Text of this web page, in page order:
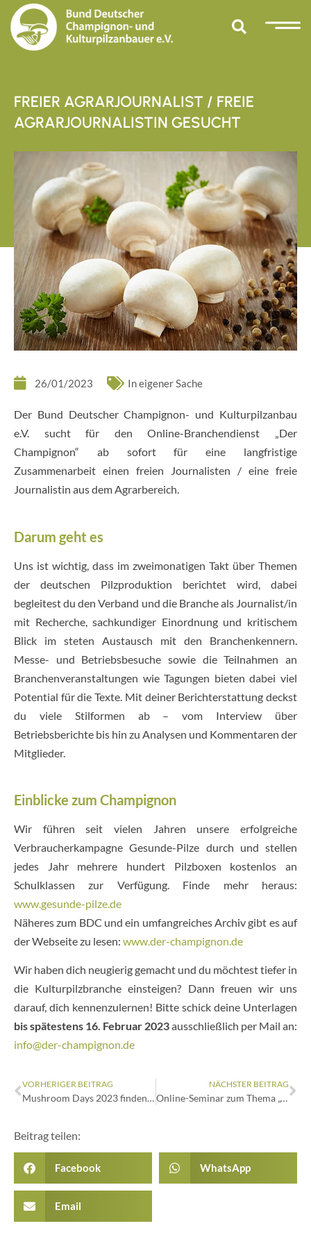
FREIER AGRARJOURNALIST / FREIE
AGRARJOURNALISTIN GESUCHT
26/01/2023 In eigener Sache
Der Bund Deutscher Champignon- und Kulturpilzanbau
e.V. sucht für den Online-Branchendienst „Der
Champignon“ ab sofort für eine langfristige
Zusammenarbeit einen freien Journalisten / eine freie
Journalistin aus dem Agrarbereich.
Darum geht es
Uns ist wichtig, dass im zweimonatigen Takt über Themen
der deutschen Pilzproduktion berichtet wird, dabei
begleitest du den Verband und die Branche als Journalist/in
mit Recherche, sachkundiger Einordnung und kritischem
Blick im steten Austausch mit den Branchenkennern.
Messe- und Betriebsbesuche sowie die Teilnahmen an
Branchenveranstaltungen wie Tagungen bieten dabei viel
Potential für die Texte. Mit deiner Berichterstattung deckst
du viele Stilformen ab – vom Interview über
Betriebsberichte bis hin zu Analysen und Kommentaren der
Mitglieder.
Einblicke zum Champignon
Wir führen seit vielen Jahren unsere erfolgreiche
Verbraucherkampagne Gesunde-Pilze durch und stellen
jedes Jahr mehrere hundert Pilzboxen kostenlos an
Schulklassen zur Verfügung. Finde mehr heraus:
www.gesunde-pilze.de
Näheres zum BDC und ein umfangreiches Archiv gibt es auf
der Webseite zu lesen: www.der-champignon.de
Wir haben dich neugierig gemacht und du möchtest tiefer in
die Kulturpilzbranche einsteigen? Dann freuen wir uns
darauf, dich kennenzulernen! Bitte schick deine Unterlagen
bis spätestens 16. Februar 2023ausschließlich per Mail an:
info@der-champignon.de
VORHERIGER BEITRAG
Mushroom Days 2023 finden statt
NÄCHSTER BEITRAG
Online-Seminar zum Thema „Wie gehe ich am besten mit Medien um?“ am 22. März 2023
Beitrag teilen:
Facebook WhatsApp
Email